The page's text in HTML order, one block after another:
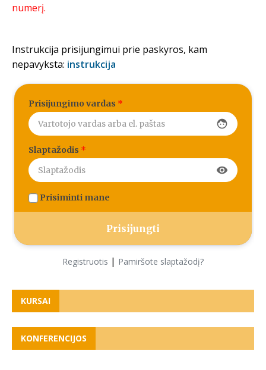
numerį.
Instrukcija prisijungimui prie paskyros, kam
nepavyksta: instrukcija
Prisijungimo vardas *
face
Slaptažodis *
visibility
Prisiminti mane
Registruotis | Pamiršote slaptažodį?
KURSAI
KONFERENCIJOS